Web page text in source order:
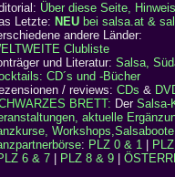
Über diese Seite,
Letzte: NEU bei salsa.at &
andere Länder:
Clubliste
und Literatur: Salsa,
CD´s und -Bücher
/ reviews: CDs &
BRETT: Der Salsa-
aktuelle
: PLZ 0 & 1
6 & 7 PLZ 8 & 9